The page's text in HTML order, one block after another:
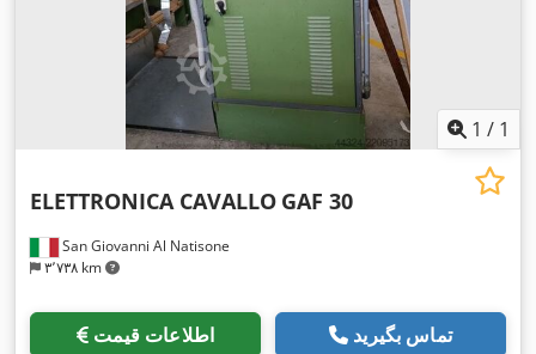
1 / 1
San Giovanni Al Natisone
۳٬۷۳۸ km
ELETTRONICA CAVALLO GAF 30
اطلاعات قیمت تماس بگیرید